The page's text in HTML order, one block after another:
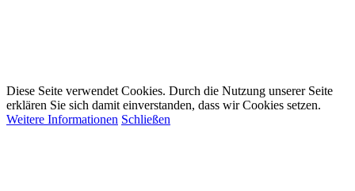
Diese Seite verwendet Cookies. Durch die Nutzung unserer Seite
erklären Sie sich damit einverstanden, dass wir Cookies setzen.
Weitere Informationen Schließen